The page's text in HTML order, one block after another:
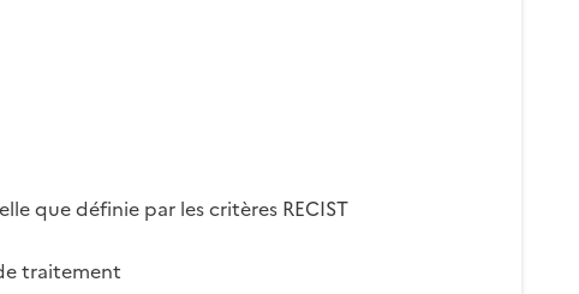
que définie par les critères RECIST
traitement